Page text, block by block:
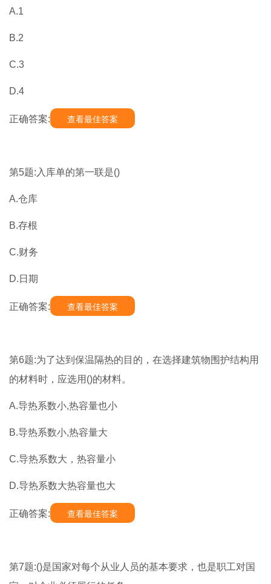
A.1
B.2
C.3
D.4
正确答案: 查看最佳答案
第5题:入库单的第一联是()
A.仓库
B.存根
C.财务
D.日期
正确答案: 查看最佳答案
第6题:为了达到保温隔热的目的，在选择建筑物围护结构用
的材料时，应选用()的材料。
A.导热系数小,热容量也小
B.导热系数小,热容量大
C.导热系数大，热容量小
D.导热系数大热容量也大
正确答案: 查看最佳答案
第7题:()是国家对每个从业人员的基本要求，也是职工对国